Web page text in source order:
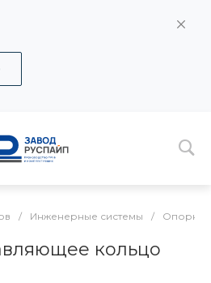
/ Инженерные системы / Опорно-
кольцо